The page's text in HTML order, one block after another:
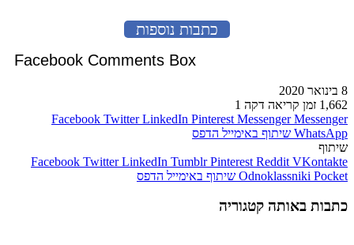
כתבות נוספות
Facebook Comments Box
8 בינואר 2020
1,662 זמן קריאה דקה 1
Facebook Twitter LinkedIn Pinterest Messenger Messenger
WhatsApp שיתוף באימייל הדפס
שיתוף
Facebook Twitter LinkedIn Tumblr Pinterest Reddit VKontakte
Odnoklassniki Pocket שיתוף באימייל הדפס
כתבות באותה קטגוריה